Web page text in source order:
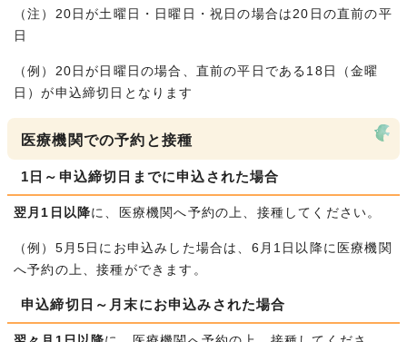
（注）20日が土曜日・日曜日・祝日の場合は20日の直前の平
日
（例）20日が日曜日の場合、直前の平日である18日（金曜
日）が申込締切日となります
医療機関での予約と接種
1日～申込締切日までに申込された場合
翌月1日以降に、医療機関へ予約の上、接種してください。
（例）5月5日にお申込みした場合は、6月1日以降に医療機関
へ予約の上、接種ができます。
申込締切日～月末にお申込みされた場合